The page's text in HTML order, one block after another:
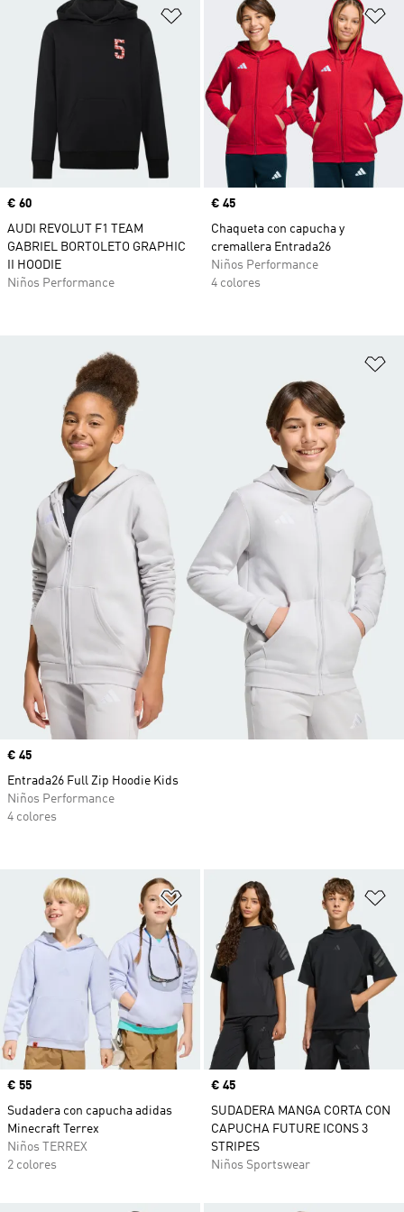
Añadir a la lista de deseos
Precio
€ 60
AUDI REVOLUT F1 TEAM
GABRIEL BORTOLETO GRAPHIC
II HOODIE
Niños Performance
Precio
€ 45
Chaqueta con capucha y
cremallera Entrada26
Niños Performance
4 colores
Añadir a la lista de deseos
Precio
€ 55
Sudadera con capucha adidas
Minecraft Terrex
Niños TERREX
2 colores
Precio
€ 45
SUDADERA MANGA CORTA CON
CAPUCHA FUTURE ICONS 3
STRIPES
Niños Sportswear
Precio
€ 45
Entrada26 Full Zip Hoodie Kids
Niños Performance
4 colores